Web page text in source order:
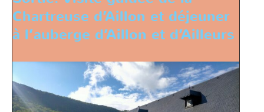
Chartreuse d’Aillon et déjeuner
à l’auberge d’Aillon et d’Ailleurs